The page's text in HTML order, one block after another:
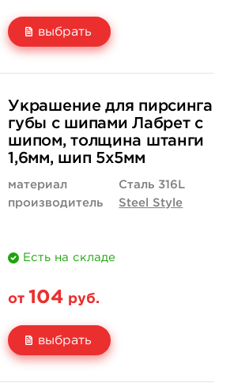
выбрать
104 руб.
купить
104 руб.
нет на складе
Украшение для пирсинга
губы с шипами Лабрет с
шипом, толщина штанги
1,6мм, шип 5х5мм
материал
Сталь 316L
производитель
Steel Style
Есть на складе
от 104 руб.
выбрать